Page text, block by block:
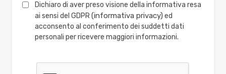
Dichiaro di aver preso visione della informativa resa
ai sensi del GDPR(informativa privacy) ed
acconsento al conferimento dei suddetti dati
personali per ricevere maggiori informazioni.